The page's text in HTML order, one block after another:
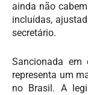
ainda não
incluídas,
secretário.
Sancionada em
representa um
no Brasil. A